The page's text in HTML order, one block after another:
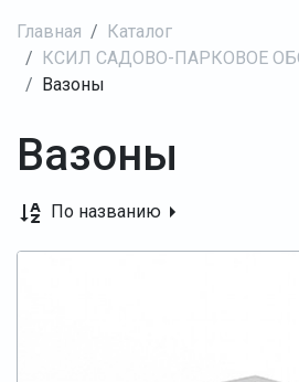
Главная
Каталог
КСИЛ САДОВО-ПАРКОВОЕ
Вазоны
Вазоны
По названию